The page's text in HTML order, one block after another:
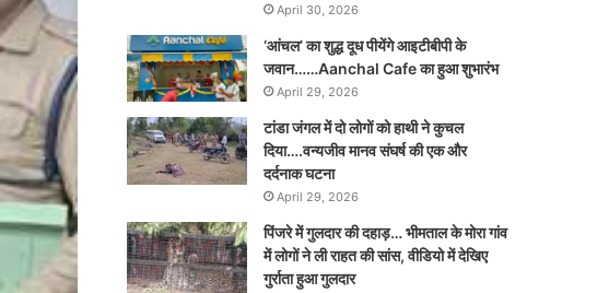
April 30, 2026
‘आंचल’ का शुद्ध दूध पीयेंगे आइटीबीपी के
जवान……Aanchal Cafe का हुआ शुभारंभ
April 29, 2026
टांडा जंगल में दो लोगों को हाथी ने कुचल
दिया….वन्यजीव मानव संघर्ष की एक और
दर्दनाक घटना
April 29, 2026
पिंजरे में गुलदार की दहाड़… भीमताल के मोरा गांव
में लोगों ने ली राहत की सांस, वीडियो में देखिए
गुर्राता हुआ गुलदार